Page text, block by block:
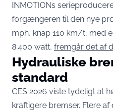
INMOTIONs
forgængeren til den nye
mph, knap 110 km/t, med
8.400 watt, fremgår det af
Hydrauliske
standard
CES 2026 viste tydeligt at
kraftigere bremser. Flere